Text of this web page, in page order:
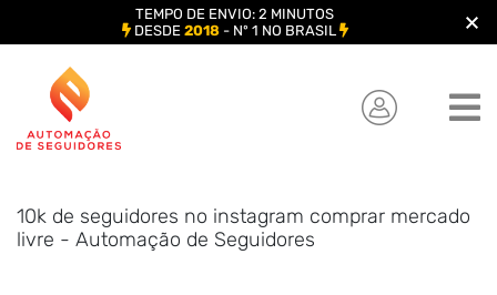
content
10k de seguidores no instagram comprar mercado
livre - Automação de Seguidores
TEMPO DE ENVIO: 2 MINUTOS
DESDE 2018- Nº 1 NO BRASIL